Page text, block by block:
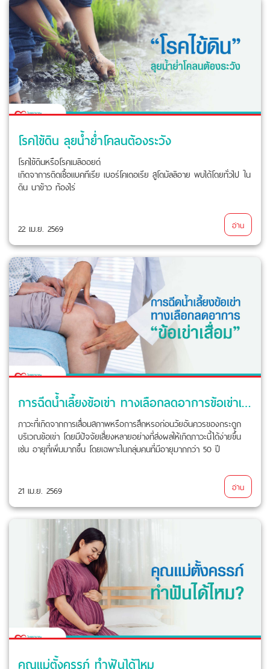
โรคไข้ดิน ลุยน้ำย่ำโคลนต้องระวัง
โรคไข้ดินหรือโรคเมลิออยด์
เกิดจาการติดเชื้อแบคทีเรีย เบอร์โคเดอเรีย สูโดมัลลิอาย พบได้โดยทั่วไป ใน
ดิน นาข้าว ท้องไร่
22 เม.ย. 2569 อ่าน
การฉีดน้ำเลี้ยงข้อเข่า ทางเลือกลดอาการข้อเข่าเสื่อม
ภาวะที่เกิดจากการเสื่อมสภาพหรือการสึกหรอก่อนวัยอันควรของกระดูก
บริเวณข้อเข่า โดยมีปัจจัยเสี่ยงหลายอย่างที่ส่งผลให้เกิดภาวะนี้ได้ง่ายขึ้น
เช่น อายุที่เพิ่มมากขึ้น โดยเฉพาะในกลุ่มคนที่มีอายุมากกว่า 50 ปี
21 เม.ย. 2569 อ่าน
คุณแม่ตั้งครรภ์ ทำฟันได้ไหม